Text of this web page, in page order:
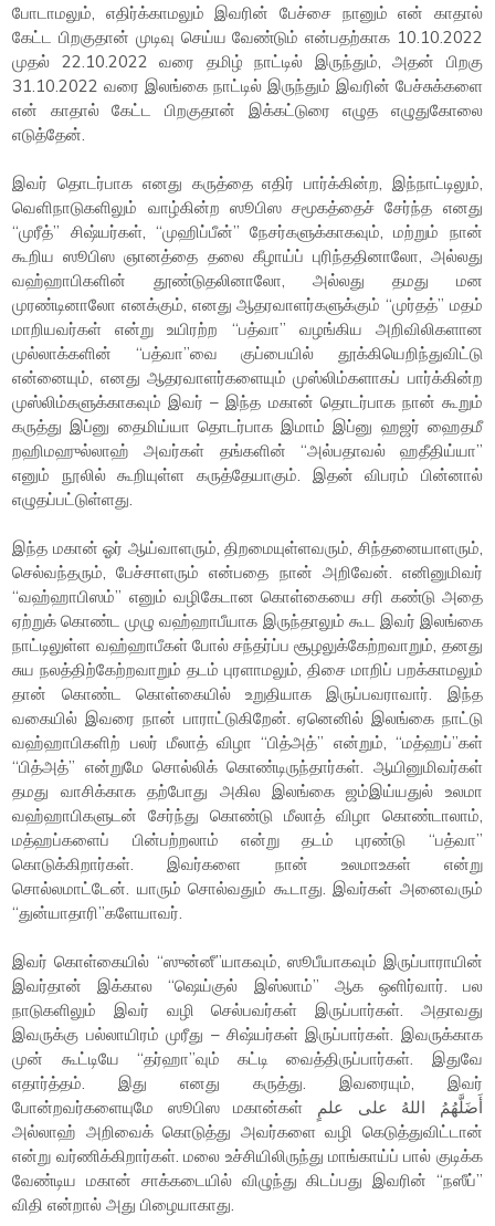
போடாமலும், எதிர்க்காமலும் இவரின் பேச்சை நானும் என் காதால்
கேட்ட பிறகுதான் முடிவு செய்ய வேண்டும் என்பதற்காக 10.10.2022
முதல் 22.10.2022 வரை தமிழ் நாட்டில் இருந்தும், அதன் பிறகு
31.10.2022 வரை இலங்கை நாட்டில் இருந்தும் இவரின் பேச்சுக்களை
என் காதால் கேட்ட பிறகுதான் இக்கட்டுரை எழுத எழுதுகோலை
எடுத்தேன்.
இவர் தொடர்பாக எனது கருத்தை எதிர் பார்க்கின்ற, இந்நாட்டிலும்,
வெளிநாடுகளிலும் வாழ்கின்ற ஸூபிஸ சமூகத்தைச் சேர்ந்த எனது
“முரீத்” சிஷ்யர்கள், “முஹிப்பீன்” நேசர்களுக்காகவும், மற்றும் நான்
கூறிய ஸூபிஸ ஞானத்தை தலை கீழாய்ப் புரிந்ததினாலோ, அல்லது
வஹ்ஹாபிகளின் தூண்டுதலினாலோ, அல்லது தமது மன
முரண்டினாலோ எனக்கும், எனது ஆதரவாளர்களுக்கும் “முர்தத்” மதம்
மாறியவர்கள் என்று உயிரற்ற “பத்வா” வழங்கிய அறிவிலிகளான
முல்லாக்களின் “பத்வா”வை குப்பையில் தூக்கியெறிந்துவிட்டு
என்னையும், எனது ஆதரவாளர்களையும் முஸ்லிம்களாகப் பார்க்கின்ற
முஸ்லிம்களுக்காகவும் இவர் – இந்த மகான் தொடர்பாக நான் கூறும்
கருத்து இப்னு தைமிய்யா தொடர்பாக இமாம் இப்னு ஹஜர் ஹைதமீ
றஹிமஹுல்லாஹ் அவர்கள் தங்களின் “அல்பதாவல் ஹதீதிய்யா”
எனும் நூலில் கூறியுள்ள கருத்தேயாகும். இதன் விபரம் பின்னால்
எழுதப்பட்டுள்ளது.
இந்த மகான் ஓர் ஆய்வாளரும், திறமையுள்ளவரும், சிந்தனையாளரும்,
செல்வந்தரும், பேச்சாளரும் என்பதை நான் அறிவேன். எனினுமிவர்
“வஹ்ஹாபிஸம்” எனும் வழிகேடான கொள்கையை சரி கண்டு அதை
ஏற்றுக் கொண்ட முழு வஹ்ஹாபீயாக இருந்தாலும் கூட இவர் இலங்கை
நாட்டிலுள்ள வஹ்ஹாபீகள் போல் சந்தர்ப்ப சூழலுக்கேற்றவாறும், தனது
சுய நலத்திற்கேற்றவாறும் தடம் புரளாமலும், திசை மாறிப் பறக்காமலும்
தான் கொண்ட கொள்கையில் உறுதியாக இருப்பவராவார். இந்த
வகையில் இவரை நான் பாராட்டுகிறேன். ஏனெனில் இலங்கை நாட்டு
வஹ்ஹாபிகளிற் பலர் மீலாத் விழா “பித்அத்” என்றும், “மத்ஹப்”கள்
“பித்அத்” என்றுமே சொல்லிக் கொண்டிருந்தார்கள். ஆயினுமிவர்கள்
தமது வாசிக்காக தற்போது அகில இலங்கை ஜம்இய்யதுல் உலமா
வஹ்ஹாபிகளுடன் சேர்ந்து கொண்டு மீலாத் விழா கொண்டாலாம்,
மத்ஹப்களைப் பின்பற்றலாம் என்று தடம் புரண்டு “பத்வா”
கொடுக்கிறார்கள். இவர்களை நான் உலமாஉகள் என்று
சொல்லமாட்டேன். யாரும் சொல்வதும் கூடாது. இவர்கள் அனைவரும்
“துன்யாதாரி”களேயாவர்.
இவர் கொள்கையில் “ஸுன்னீ”யாகவும், ஸூபீயாகவும் இருப்பாராயின்
இவர்தான் இக்கால “ஷெய்குல் இஸ்லாம்” ஆக ஒளிர்வார். பல
நாடுகளிலும் இவர் வழி செல்பவர்கள் இருப்பார்கள். அதாவது
இவருக்கு பல்லாயிரம் முரீது – சிஷ்யர்கள் இருப்பார்கள். இவருக்காக
முன் கூட்டியே “தர்ஹா”வும் கட்டி வைத்திருப்பார்கள். இதுவே
எதார்த்தம். இது எனது கருத்து. இவரையும், இவர்
போன்றவர்களையுமே ஸூபிஸ மகான்கள் أَضَلَّهُمُ اللهُ على علمٍ
அல்லாஹ் அறிவைக் கொடுத்து அவர்களை வழி கெடுத்துவிட்டான்
என்று வர்ணிக்கிறார்கள். மலை உச்சியிலிருந்து மாங்காய்ப் பால் குடிக்க
வேண்டிய மகான் சாக்கடையில் விழுந்து கிடப்பது இவரின் “நஸீப்”
விதி என்றால் அது பிழையாகாது.